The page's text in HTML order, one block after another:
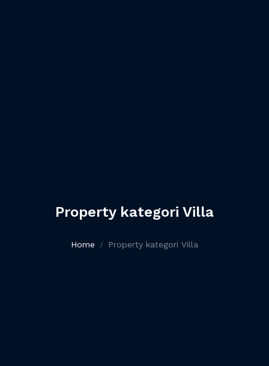
Property kategori Villa
Home Property kategori Villa